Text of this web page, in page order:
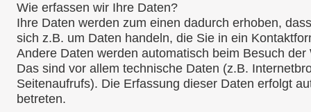
Wie erfassen wir Ihre Daten?
Ihre Daten werden zum einen dadurch erhoben,
sich z.B. um Daten handeln, die Sie in ein
Andere Daten werden automatisch beim Besuch
Das sind vor allem technische Daten (z.B.
Seitenaufrufs). Die Erfassung dieser Daten erfolgt
betreten.